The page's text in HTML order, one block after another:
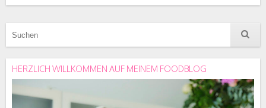
HERZLICH WILLKOMMEN AUF MEINEM FOODBLOG